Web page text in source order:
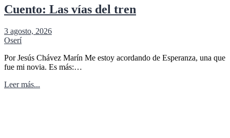
Cuento: Las vías del tren
3 agosto, 2026
Oserí
Por Jesús Chávez Marín Me estoy acordando de Esperanza, una que
fue mi novia. Es más:…
Leer más...